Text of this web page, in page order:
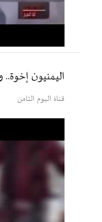
اليمنيون
قناة اليوم الثامن